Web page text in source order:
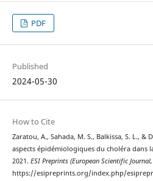
PDF
Published
2024-05-30
How to Cite
Zaratou, A., Sahada, M. S., Balkissa, S. L., &
aspects épidémiologiques du choléra dans
2021. ESI Preprints (European Scientific Journal,
https://esipreprints.org/index.php/